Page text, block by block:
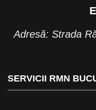
Adresă: Strada
SERVICII RMN